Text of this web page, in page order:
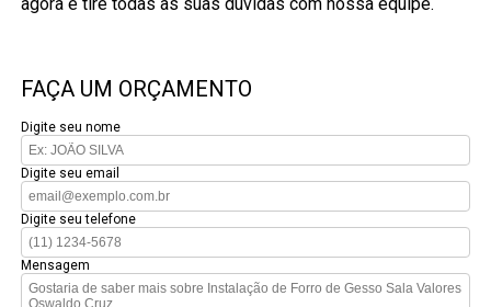
FAÇA UM ORÇAMENTO
Digite seu nome
Digite seu email
Digite seu telefone
Mensagem